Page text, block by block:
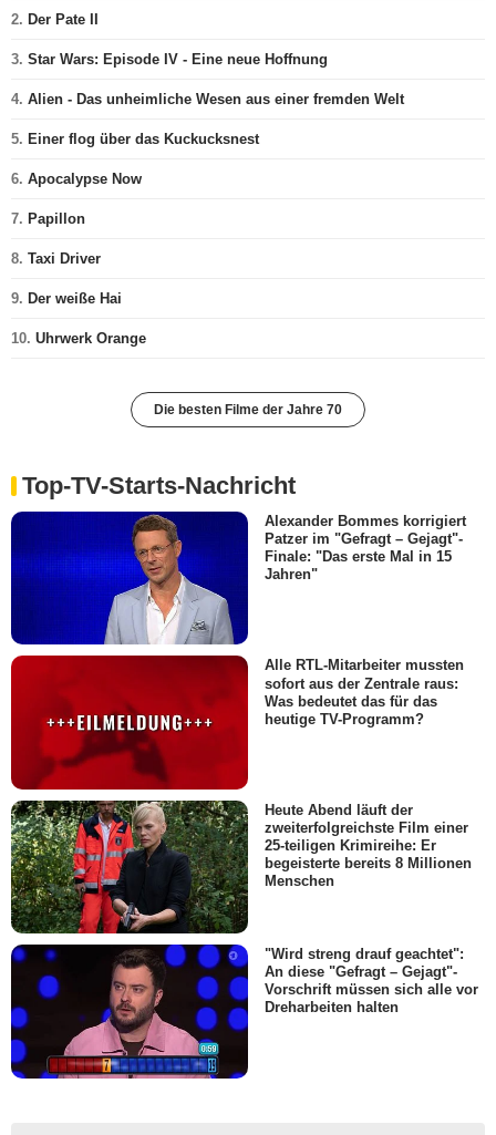
2. Der Pate II
3. Star Wars: Episode IV - Eine neue Hoffnung
4. Alien - Das unheimliche Wesen aus einer fremden Welt
5. Einer flog über das Kuckucksnest
6. Apocalypse Now
7. Papillon
8. Taxi Driver
9. Der weiße Hai
10. Uhrwerk Orange
Die besten Filme der Jahre 70
Top-TV-Starts-Nachricht
Alexander Bommes korrigiert
Patzer im "Gefragt – Gejagt"-
Finale: "Das erste Mal in 15
Jahren"
Alle RTL-Mitarbeiter mussten
sofort aus der Zentrale raus:
Was bedeutet das für das
heutige TV-Programm?
Heute Abend läuft der
zweiterfolgreichste Film einer
25-teiligen Krimireihe: Er
begeisterte bereits 8 Millionen
Menschen
"Wird streng drauf geachtet":
An diese "Gefragt – Gejagt"-
Vorschrift müssen sich alle vor
Dreharbeiten halten